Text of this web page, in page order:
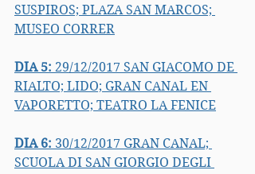
SUSPIROS; PLAZA SAN MARCOS;
MUSEO CORRER
DIA 5: 29/12/2017 SAN GIACOMO DE
RIALTO; LIDO; GRAN CANAL EN
VAPORETTO; TEATRO LA FENICE
DIA 6: 30/12/2017 GRAN CANAL;
SCUOLA DI SAN GIORGIO DEGLI